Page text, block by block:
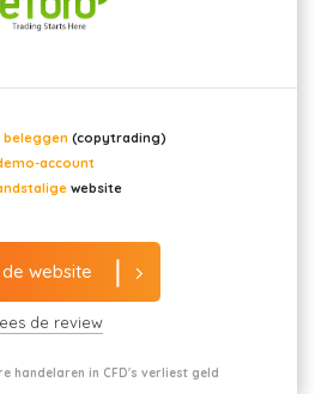
beleggen (copytrading)
account
website
website
de review
handelaren in CFD's verliest geld